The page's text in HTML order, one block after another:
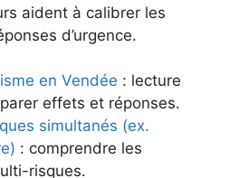
aident à calibrer les
d’urgence.
en Vendée : lecture
effets et réponses.
simultanés (ex.
: comprendre les
risques.